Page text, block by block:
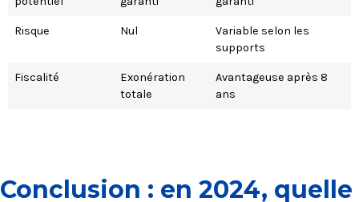
Risque Nul
Variable selon les
supports
Fiscalité
Exonération
totale
Avantageuse après 8
ans
Conclusion : en 2024, quelle